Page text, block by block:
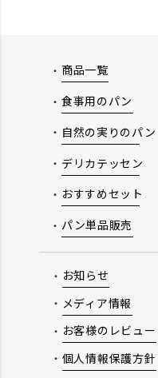
商品一覧
食事用のパン
自然の実りのパン
デリカテッセン
おすすめセット
パン単品販売
お知らせ
メディア情報
お客様のレビュー
個人情報保護方針